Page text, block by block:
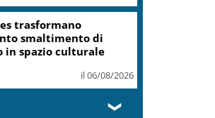
trasformano
smaltimento di
in spazio culturale
il 06/08/2026
❯